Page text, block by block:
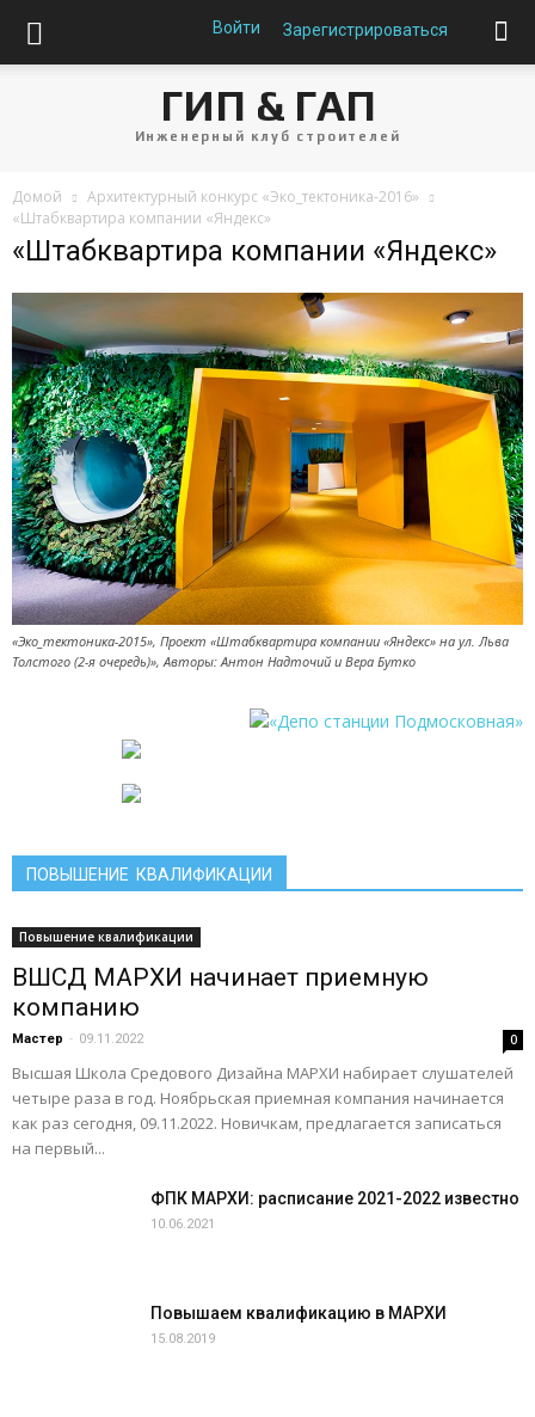
Войти Зарегистрироваться
ГИП & ГАП
Инженерный клуб строителей
Домой
Архитектурный конкурс «Эко_тектоника-2016»
«Штабквартира компании «Яндекс»
«Штабквартира компании «Яндекс»
«Эко_тектоника-2015», Проект «Штабквартира компании «Яндекс» на ул. Льва
Толстого (2-я очередь)», Авторы: Антон Надточий и Вера Бутко
ПОВЫШЕНИЕ КВАЛИФИКАЦИИ
Повышение квалификации
ВШСД МАРХИ начинает приемную
компанию
Мастер - 09.11.2022 0
Высшая Школа Средового Дизайна МАРХИ набирает слушателей
четыре раза в год. Ноябрьская приемная компания начинается
как раз сегодня, 09.11.2022. Новичкам, предлагается записаться
на первый...
ФПК МАРХИ: расписание 2021-2022 известно
10.06.2021
Повышаем квалификацию в МАРХИ
15.08.2019